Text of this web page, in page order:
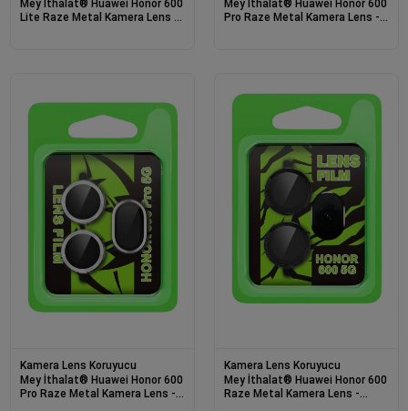
Mey İthalat® Huawei Honor 600
Lite Raze Metal Kamera Lens -
Mey İthalat® Huawei Honor 600
Pro Raze Metal Kamera Lens -
Kamera Lens Koruyucu
Mey İthalat® Huawei Honor 600
Pro Raze Metal Kamera Lens -
Kamera Lens Koruyucu
Mey İthalat® Huawei Honor 600
Raze Metal Kamera Lens -